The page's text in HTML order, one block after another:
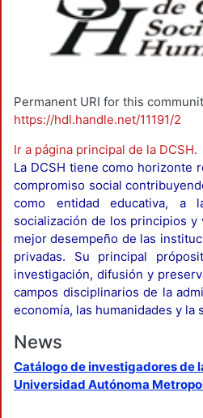
Permanent URI for this
https://hdl.handle.net/11191/2
Ir a página principal de la DCSH.
La DCSH tiene como horizonte
compromiso social
como entidad educativa, a
socialización de los principios y
mejor desempeño de las
privadas. Su principal
investigación, difusión y
campos disciplinarios de la
economía, las humanidades y la
News
Catálogo de investigadores de
Universidad Autónoma